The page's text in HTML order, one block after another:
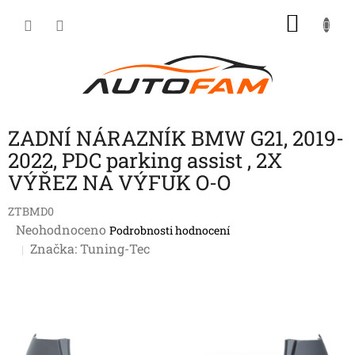
ZADNÍ NÁRAZNÍK BMW G21, 2019-
2022, PDC parking assist , 2X
VÝŘEZ NA VÝFUK O-O
ZTBMD0
Průměrné
hodnocení
Neohodnoceno Podrobnosti hodnocení
Značka:Tuning-Tec